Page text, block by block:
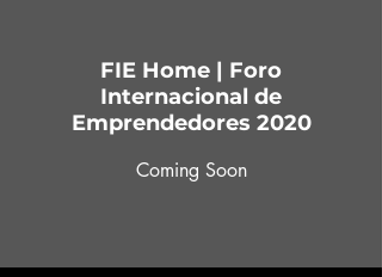
FIE Home | Foro
Internacional de
Emprendedores 2020
Coming Soon